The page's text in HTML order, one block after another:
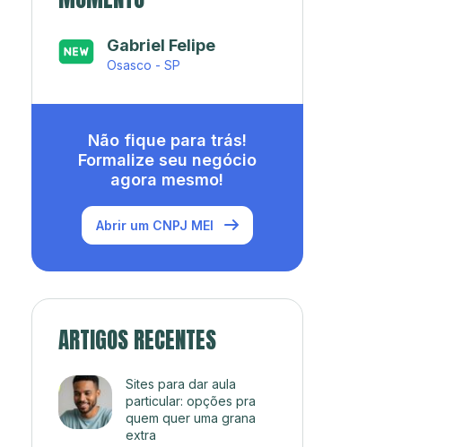
Gabriel Felipe
Osasco - SP
Não fique para trás!
Formalize seu negócio
agora mesmo!
Abrir um CNPJ MEI
ARTIGOS RECENTES
Sites para dar aula
particular: opções pra
quem quer uma grana
extra